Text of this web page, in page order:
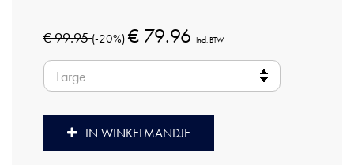
€ 99.95(-20%) € 79.96 Incl. BTW
IN WINKELMANDJE